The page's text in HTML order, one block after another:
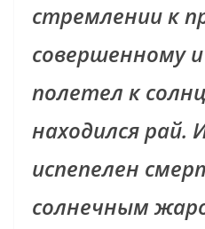
стремлении к
совершенному
полетел к
находился рай.
испепелен
солнечным